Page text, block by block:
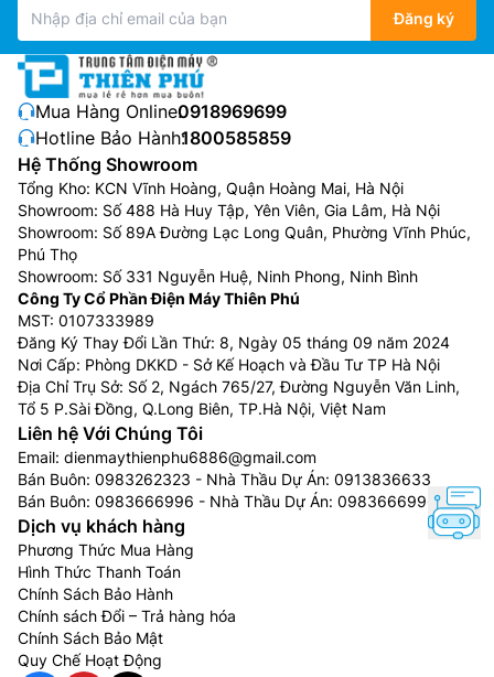
Đăng ký
Mua Hàng Online:0918969699
Hotline Bảo Hành:1800585859
Hệ Thống Showroom
Tổng Kho: KCN Vĩnh Hoàng, Quận Hoàng Mai, Hà Nội
Showroom: Số 488 Hà Huy Tập, Yên Viên, Gia Lâm, Hà Nội
Showroom: Số 89A Đường Lạc Long Quân, Phường Vĩnh Phúc,
Phú Thọ
Showroom: Số 331 Nguyễn Huệ, Ninh Phong, Ninh Bình
Công Ty Cổ Phần Điện Máy Thiên Phú
MST: 0107333989
Đăng Ký Thay Đổi Lần Thứ: 8, Ngày 05 tháng 09 năm 2024
Nơi Cấp: Phòng DKKD - Sở Kế Hoạch và Đầu Tư TP Hà Nội
Địa Chỉ Trụ Sở: Số 2, Ngách 765/27, Đường Nguyễn Văn Linh,
Tổ 5 P.Sài Đồng, Q.Long Biên, TP.Hà Nội, Việt Nam
Liên hệ Với Chúng Tôi
Email: dienmaythienphu6886@gmail.com
Bán Buôn: 0983262323 - Nhà Thầu Dự Án: 0913836633
Bán Buôn: 0983666996 - Nhà Thầu Dự Án: 0983666996
Dịch vụ khách hàng
Phương Thức Mua Hàng
Hình Thức Thanh Toán
Chính Sách Bảo Hành
Chính sách Đổi – Trả hàng hóa
Chính Sách Bảo Mật
Quy Chế Hoạt Động